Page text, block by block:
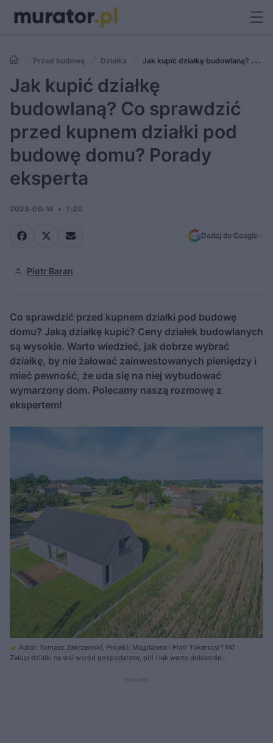
Przed budową Działka
Jak kupić działkę budowlaną? Co
sprawdzić przed kupnem działki pod budowę domu? Porady eksperta
Jak kupić działkę
budowlaną? Co sprawdzić
przed kupnem działki pod
budowę domu? Porady
eksperta
2023-06-14 7:20
Dodaj do Google
Piotr Baran
Co sprawdzić przed kupnem działki pod budowę
domu? Jaką działkę kupić? Ceny działek budowlanych
są wysokie. Warto wiedzieć, jak dobrze wybrać
działkę, by nie żałować zainwestowanych pieniędzy i
mieć pewność, że uda się na niej wybudować
wymarzony dom. Polecamy naszą rozmowę z
ekspertem!
Autor: Tomasz Zakrzewski, Projekt: Magdalena i Piotr Tokarscy/TTAT
Zakup działki na wsi wśród gospodarstw, pól i łąk warto dokładnie